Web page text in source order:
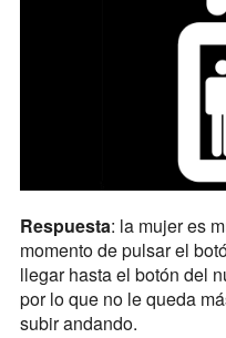
Respuesta: la mujer es
momento de pulsar el
llegar hasta el botón del
por lo que no le queda
subir andando.